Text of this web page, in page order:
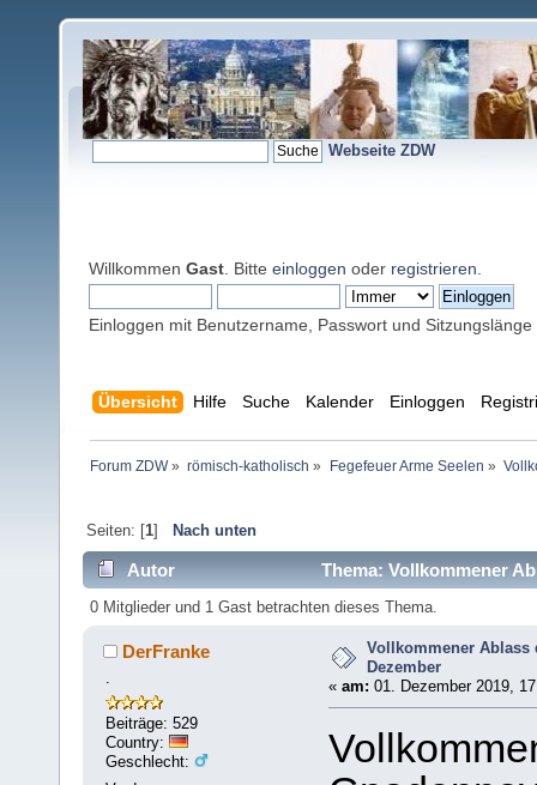
Webseite ZDW
Willkommen Gast . Bitte einloggen oder registrieren
Einloggen mit Benutzername, Passwort und Sitzungslänge
Übersicht Hilfe Suche Kalender Einloggen
Forum ZDW» römisch-katholisch » Fegefeuer Arme Seelen »
Seiten: [1] Nach unten
Autor Thema: Vollkommener
0 Mitglieder und 1 Gast betrachten dieses Thema.
DerFranke
Beiträge: 529
Country:
Geschlecht:
Vollkommener Ablass
Dezember
« am: 01. Dezember 2019,